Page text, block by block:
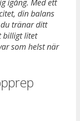
igång. Med ett
din balans
tränar ditt
billigt litet
som helst när